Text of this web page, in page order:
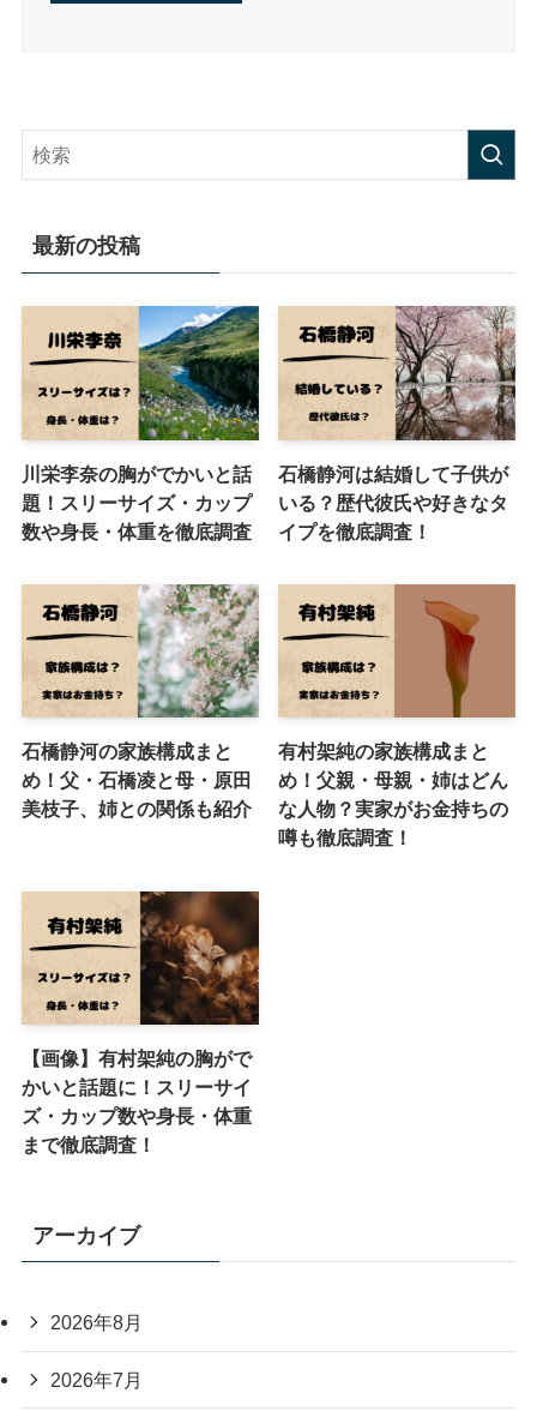
最新の投稿
川栄李奈の胸がでかいと話
題！スリーサイズ・カップ
数や身長・体重を徹底調査
石橋静河は結婚して子供が
いる？歴代彼氏や好きなタ
イプを徹底調査！
石橋静河の家族構成まと
め！父・石橋凌と母・原田
美枝子、姉との関係も紹介
有村架純の家族構成まと
め！父親・母親・姉はどん
な人物？実家がお金持ちの
噂も徹底調査！
【画像】有村架純の胸がで
かいと話題に！スリーサイ
ズ・カップ数や身長・体重
まで徹底調査！
アーカイブ
2026年8月
2026年7月